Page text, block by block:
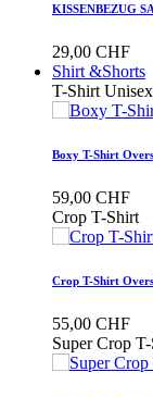
KISSENBEZUG
29,00 CHF
Shirt &Shorts
T-Shirt Unisex
Boxy T-Shirt
59,00 CHF
Crop T-Shirt
Crop T-Shirt
55,00 CHF
Super Crop